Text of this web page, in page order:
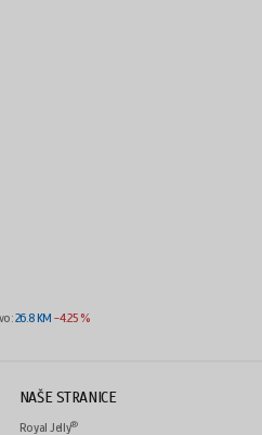
26.8 KM -4.25 %
NAŠE STRANICE
Royal Jelly®